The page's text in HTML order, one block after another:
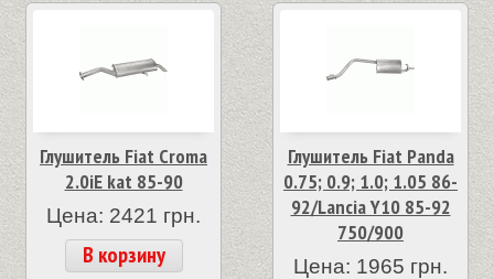
Глушитель Fiat Croma
2.0iE kat 85-90
Цена: 2421 грн.
В корзину
Глушитель Fiat Panda
0.75; 0.9; 1.0; 1.05 86-
92/Lancia Y10 85-92
750/900
Цена: 1965 грн.